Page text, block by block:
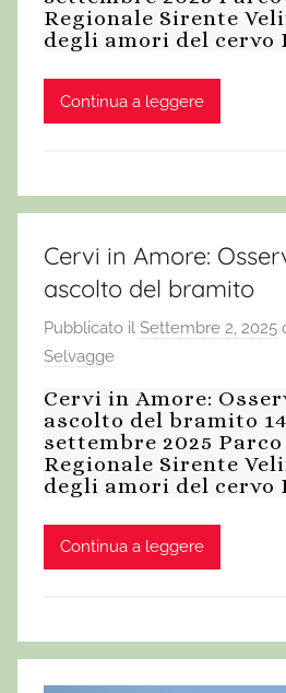
Regionale Sirente
degli amori del cervo
Continua a leggere
Cervi in Amore:
ascolto del bramito
Pubblicato il Settembre 2, 2025
Selvagge
Cervi in Amore:
ascolto del bramito
settembre 2025
Regionale Sirente
degli amori del cervo
Continua a leggere